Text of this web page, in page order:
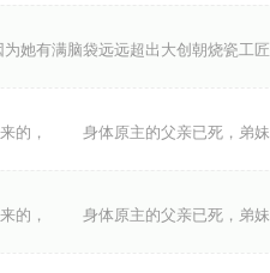
满脑袋远远超出大创朝烧瓷工匠
的， 身体原主的父亲已死，弟妹
的， 身体原主的父亲已死，弟妹